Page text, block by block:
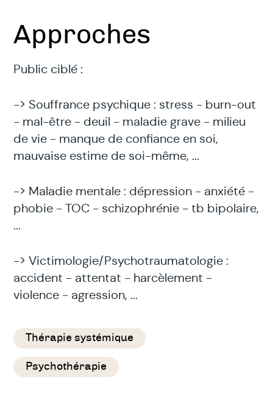
Approches
Public ciblé :
-> Souffrance psychique : stress - burn-out
- mal-être - deuil - maladie grave - milieu
de vie - manque de confiance en soi,
mauvaise estime de soi-même, ...
-> Maladie mentale : dépression - anxiété -
phobie - TOC - schizophrénie - tb bipolaire,
...
-> Victimologie/Psychotraumatologie :
accident - attentat - harcèlement -
violence - agression, ...
Thérapie systémique
Psychothérapie